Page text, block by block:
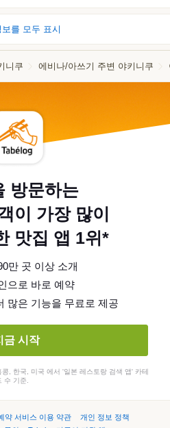
를 모두 표시
니쿠 에비나/아쓰기 주변 야키니쿠
방문하는
이 가장 많이
맛집 앱 1위*
만 곳 이상 소개
으로 바로 예약
많은 기능을 무료로 제공
금 시작
, 한국, 미국 에서 '일본 레스토랑 검색 앱' 카테
수 기준.
약 서비스 이용 약관
개인 정보 정책